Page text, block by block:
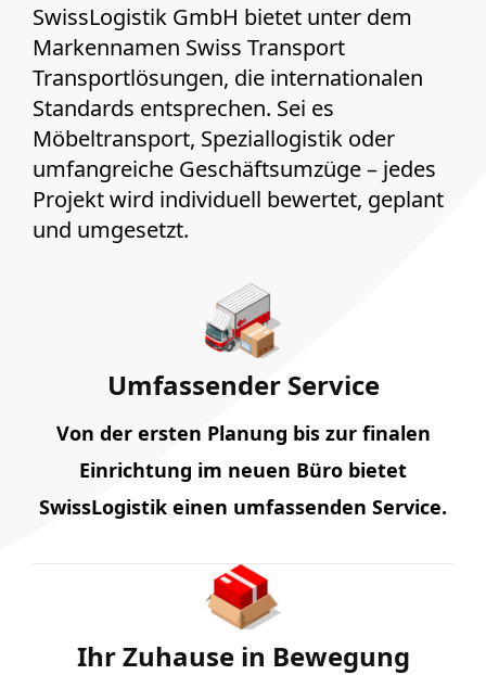
SwissLogistik GmbH bietet unter dem
Markennamen Swiss Transport
Transportlösungen, die internationalen
Standards entsprechen. Sei es
Möbeltransport, Speziallogistik oder
umfangreiche Geschäftsumzüge – jedes
Projekt wird individuell bewertet, geplant
und umgesetzt.
Umfassender Service
Von der ersten Planung bis zur finalen
Einrichtung im neuen Büro bietet
SwissLogistik einen umfassenden Service.
Ihr Zuhause in Bewegung